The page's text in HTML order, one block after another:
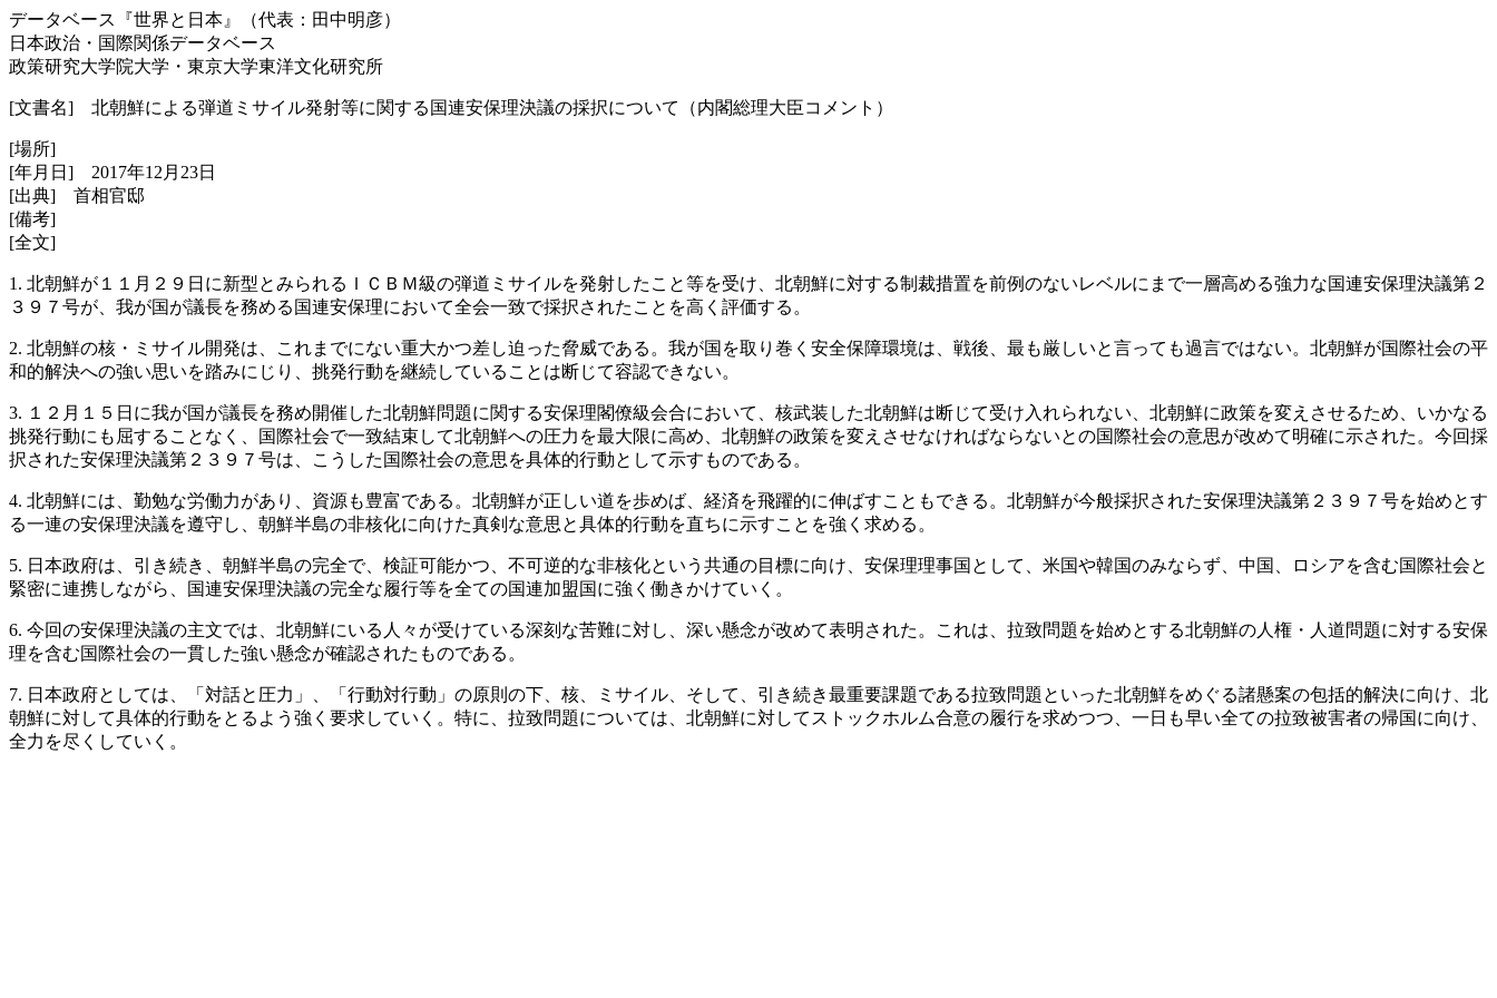
データベース『世界と日本』（代表：田中明彦）
日本政治・国際関係データベース
政策研究大学院大学・東京大学東洋文化研究所
[文書名] 北朝鮮による弾道ミサイル発射等に関する国連安保理決議の採択について（内閣総理大臣コメント）
[場所]
[年月日] 2017年12月23日
[出典] 首相官邸
[備考]
[全文]
1. 北朝鮮が１１月２９日に新型とみられるＩＣＢＭ級の弾道ミサイルを発射したこと等を受け、北朝鮮に対する制裁措置を前例のないレベルにまで一層高める強力な国連安保理決議第２
３９７号が、我が国が議長を務める国連安保理において全会一致で採択されたことを高く評価する。
2. 北朝鮮の核・ミサイル開発は、これまでにない重大かつ差し迫った脅威である。我が国を取り巻く安全保障環境は、戦後、最も厳しいと言っても過言ではない。北朝鮮が国際社会の平
和的解決への強い思いを踏みにじり、挑発行動を継続していることは断じて容認できない。
3. １２月１５日に我が国が議長を務め開催した北朝鮮問題に関する安保理閣僚級会合において、核武装した北朝鮮は断じて受け入れられない、北朝鮮に政策を変えさせるため、いかなる
挑発行動にも屈することなく、国際社会で一致結束して北朝鮮への圧力を最大限に高め、北朝鮮の政策を変えさせなければならないとの国際社会の意思が改めて明確に示された。今回採
択された安保理決議第２３９７号は、こうした国際社会の意思を具体的行動として示すものである。
4. 北朝鮮には、勤勉な労働力があり、資源も豊富である。北朝鮮が正しい道を歩めば、経済を飛躍的に伸ばすこともできる。北朝鮮が今般採択された安保理決議第２３９７号を始めとす
る一連の安保理決議を遵守し、朝鮮半島の非核化に向けた真剣な意思と具体的行動を直ちに示すことを強く求める。
5. 日本政府は、引き続き、朝鮮半島の完全で、検証可能かつ、不可逆的な非核化という共通の目標に向け、安保理理事国として、米国や韓国のみならず、中国、ロシアを含む国際社会と
緊密に連携しながら、国連安保理決議の完全な履行等を全ての国連加盟国に強く働きかけていく。
6. 今回の安保理決議の主文では、北朝鮮にいる人々が受けている深刻な苦難に対し、深い懸念が改めて表明された。これは、拉致問題を始めとする北朝鮮の人権・人道問題に対する安保
理を含む国際社会の一貫した強い懸念が確認されたものである。
7. 日本政府としては、「対話と圧力」、「行動対行動」の原則の下、核、ミサイル、そして、引き続き最重要課題である拉致問題といった北朝鮮をめぐる諸懸案の包括的解決に向け、北
朝鮮に対して具体的行動をとるよう強く要求していく。特に、拉致問題については、北朝鮮に対してストックホルム合意の履行を求めつつ、一日も早い全ての拉致被害者の帰国に向け、
全力を尽くしていく。